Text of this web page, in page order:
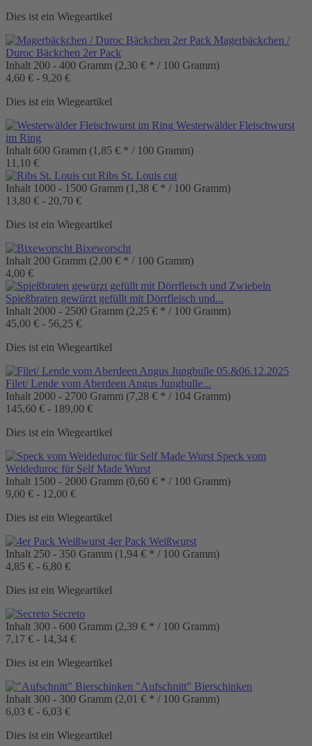
Dies ist ein Wiegeartikel
Magerbäckchen /
Duroc Bäckchen 2er Pack
Inhalt 200 - 400 Gramm (2,30 € * / 100 Gramm)
4,60 € - 9,20 €
Dies ist ein Wiegeartikel
Westerwälder Fleischwurst
im Ring
Inhalt 600 Gramm (1,85 € * / 100 Gramm)
11,10 €
Ribs St. Louis cut
Inhalt 1000 - 1500 Gramm (1,38 € * / 100 Gramm)
13,80 € - 20,70 €
Dies ist ein Wiegeartikel
Bixeworscht
Inhalt 200 Gramm (2,00 € * / 100 Gramm)
4,00 €
Spießbraten gewürzt gefüllt mit Dörrfleisch und...
Inhalt 2000 - 2500 Gramm (2,25 € * / 100 Gramm)
45,00 € - 56,25 €
Dies ist ein Wiegeartikel
Filet/ Lende vom Aberdeen Angus Jungbulle...
Inhalt 2000 - 2700 Gramm (7,28 € * / 104 Gramm)
145,60 € - 189,00 €
Dies ist ein Wiegeartikel
Speck vom
Weideduroc für Self Made Wurst
Inhalt 1500 - 2000 Gramm (0,60 € * / 100 Gramm)
9,00 € - 12,00 €
Dies ist ein Wiegeartikel
4er Pack Weißwurst
Inhalt 250 - 350 Gramm (1,94 € * / 100 Gramm)
4,85 € - 6,80 €
Dies ist ein Wiegeartikel
Secreto
Inhalt 300 - 600 Gramm (2,39 € * / 100 Gramm)
7,17 € - 14,34 €
Dies ist ein Wiegeartikel
"Aufschnitt" Bierschinken
Inhalt 300 - 300 Gramm (2,01 € * / 100 Gramm)
6,03 € - 6,03 €
Dies ist ein Wiegeartikel